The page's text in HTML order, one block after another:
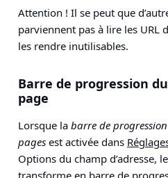
Attention ! Il se peut que
parviennent pas à lire les URL
les rendre inutilisables.
Barre de progression
page
Lorsque la barre de
pages est activée dans
Options du champ d’adresse,